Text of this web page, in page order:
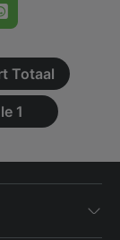
Totaal
1